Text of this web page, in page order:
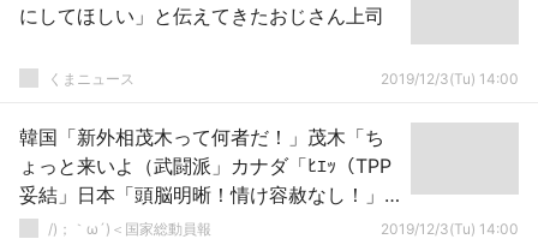
にしてほしい」と伝えてきたおじさん上司
くまニュース 2019/12/3(Tu) 14:00
韓国「新外相茂木って何者だ！」茂木「ち
ょっと来いよ（武闘派」カナダ「ﾋｴｯ（TPP
妥結」日本「頭脳明晰！情け容赦なし！」
→
/)；｀ω´)＜国家総動員報 2019/12/3(Tu) 14:00